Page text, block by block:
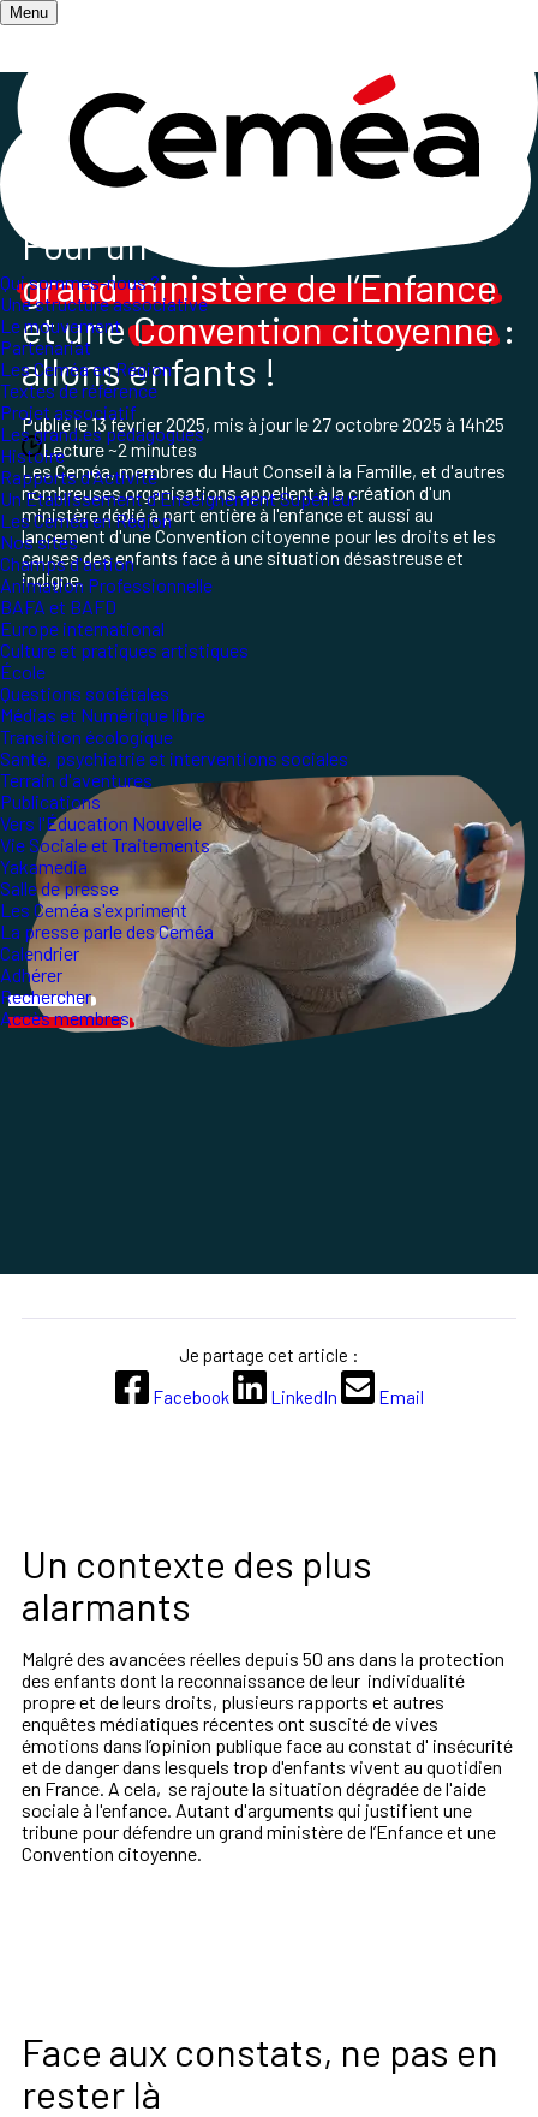
Menu
Qui sommes-nous ?
Une structure associative
Le mouvement
Partenariat
Les Ceméa en Région
Textes de référence
Projet associatif
Les grand.es pédagogues
Histoire
Rapports d'Activité
Un Etablissement d'Enseignement Supérieur
Les Ceméa en Région
Nos sites
Champs d'action
Animation Professionnelle
BAFA et BAFD
Europe international
Culture et pratiques artistiques
École
Questions sociétales
Médias et Numérique libre
Transition écologique
Santé, psychiatrie et interventions sociales
Terrain d'aventures
Publications
Vers l'Éducation Nouvelle
Vie Sociale et Traitements
Yakamedia
Salle de presse
Les Ceméa s'expriment
La presse parle des Ceméa
Calendrier
Adhérer
Rechercher
Accès membres
Accueil/
Salle de presse
Les Ceméa expriment leurs idées et positionnements
Tribune d'organisations engagées pour l'enfance
Pour un
grand ministère de l’Enfance
et uneConvention citoyenne:
allons enfants !
Publié le13 février 2025, mis à jour le27 octobre 2025 à 14h25
Lecture ~2 minutes
Les Ceméa, membres du Haut Conseil à la Famille, et d'autres
nombreuses organisations appellent à la création d'un
ministère dédié à part entière à l'enfance et aussi au
lancement d'une Convention citoyenne pour les droits et les
causes des enfants face à une situation désastreuse et
indigne.
Un contexte des plus
alarmants
Malgré des avancées réelles depuis 50 ans dans la protection
des enfants dont la reconnaissance de leur individualité
propre et de leurs droits, plusieurs rapports et autres
enquêtes médiatiques récentes ont suscité de vives
émotions dans l’opinion publique face au constat d' insécurité
et de danger dans lesquels trop d'enfants vivent au quotidien
en France. A cela, se rajoute la situation dégradée de l'aide
sociale à l'enfance. Autant d'arguments qui justifient une
tribune pour défendreun grand ministère de l’Enfance et une
Convention citoyenne.
Face aux constats, ne pas en
rester là
Je partage cet article :
Facebook
LinkedIn Email